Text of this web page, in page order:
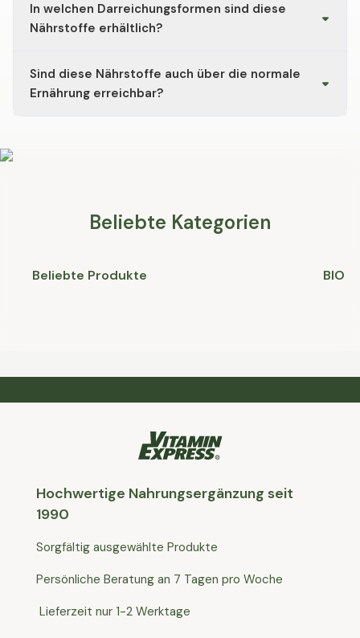
Q10. Der Körper wandelt beide Formen ineinander um;
welche Form eingenommen wird, hängt vom jeweiligen
In welchen Darreichungsformen sind diese
Nährstoffe erhältlich?
Öle. Die Wahl richtet sich meist nach persönlicher
Präferenz bei der Einnahme.
Sind diese Nährstoffe auch über die normale
Ernährung erreichbar?
Beliebte Kategorien
Beliebte Produkte BIO
Hochwertige Nahrungsergänzung seit
1990
Sorgfältig ausgewählte Produkte
Persönliche Beratung an 7 Tagen pro Woche
Lieferzeit nur 1-2 Werktage